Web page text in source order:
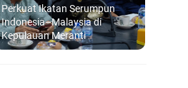
Perkuat Ikatan Serumpun
Indonesia–Malaysia di
Kepulauan Meranti